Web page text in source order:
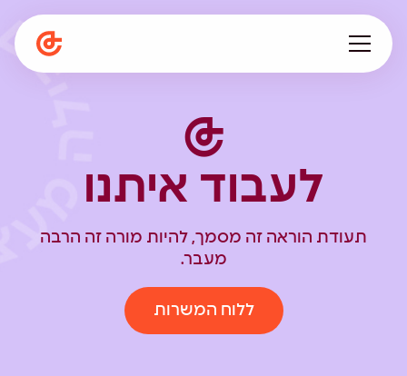
תפיסה חינוכית
המגזין
קריירה
לעבוד איתנו
תעודת הוראה זה מסמך, להיות מורה זה הרבה
מעבר.
ללוח המשרות